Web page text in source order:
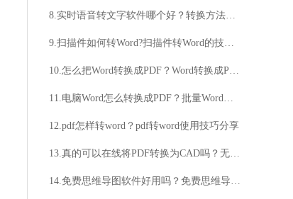
8.实时语音转文字软件哪个好？转换方法分享
9.扫描件如何转Word?扫描件转Word的技巧分享
10.怎么把Word转换成PDF？Word转换成PDF的原因分析
11.电脑Word怎么转换成PDF？批量Word转PDF教程详解
12.pdf怎样转word？pdf转word使用技巧分享
13.真的可以在线将PDF转换为CAD吗？无需下载软件，如何实现PDF到CAD的在线转换？
14.免费思维导图软件好用吗？免费思维导图软件哪家强？